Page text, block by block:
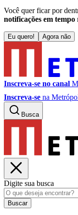
Você quer ficar por
notificações em tempo
Eu quero! Agora não
Inscreva-se no canal
Inscreva-se na
Busca
Digite sua busca
Buscar